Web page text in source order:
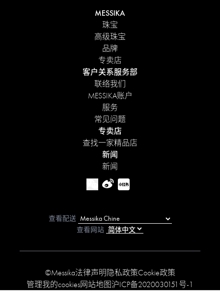
MESSIKA
珠宝
高级珠宝
品牌
专卖店
客户关系服务部
联络我们
MESSIKA账户
服务
常见问题
专卖店
查找一家精品店
新闻
新闻
©Messika法律声明 隐私政策Cookie政策
管理我的cookies网站地图 沪ICP备2020030151号-1
查看配送
查看网站